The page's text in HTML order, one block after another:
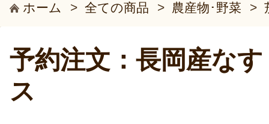
ホーム > 全ての商品 > 農産物･野菜 >
予約注文：長岡産な
ス